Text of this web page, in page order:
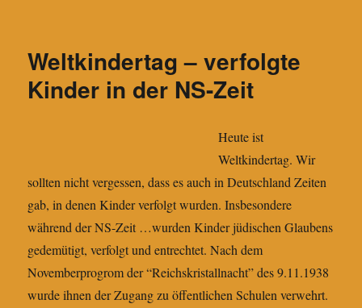
Weltkindertag – verfolgte
Kinder in der NS-Zeit
Heute ist
Weltkindertag. Wir
sollten nicht vergessen, dass es auch in Deutschland Zeiten
gab, in denen Kinder verfolgt wurden. Insbesondere
während der NS-Zeit …wurden Kinder jüdischen Glaubens
gedemütigt, verfolgt und entrechtet. Nach dem
Novemberprogrom der “Reichskristallnacht” des 9.11.1938
wurde ihnen der Zugang zu öffentlichen Schulen verwehrt.